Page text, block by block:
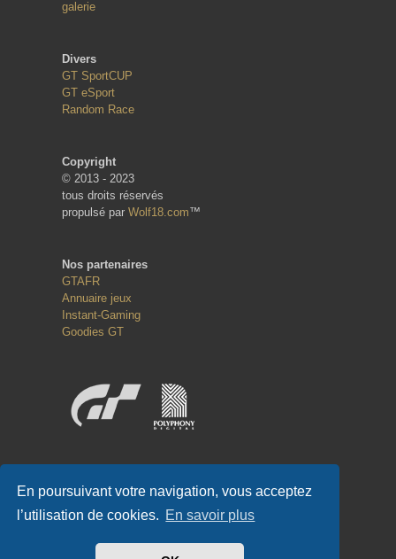
En poursuivant votre navigation, vous acceptez
l’utilisation de cookies. En savoir plus
galerie
Divers
GT SportCUP
GT eSport
Random Race
Copyright
© 2013 - 2023
tous droits réservés
propulsé par Wolf18.com™
Nos partenaires
GTAFR
Annuaire jeux
Instant-Gaming
Goodies GT